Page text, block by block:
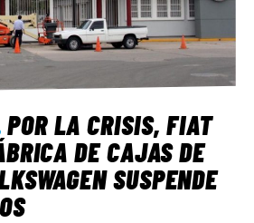
POR LA CRISIS, FIAT
DE CAJAS DE
SUSPENDE